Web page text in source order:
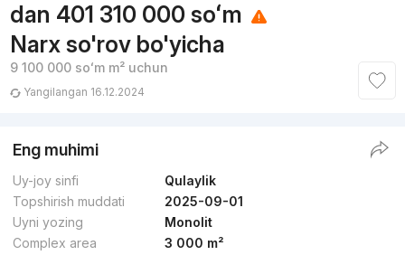
dan 401 310 000 soʻm
Narx so'rov bo'yicha
9 100 000 soʻmm² uchun
Yangilangan 16.12.2024
Eng muhimi
Uy-joy sinfi
Qulaylik
Topshirish muddati
2025-09-01
Uyni yozing
Monolit
Complex area
3 000 m²